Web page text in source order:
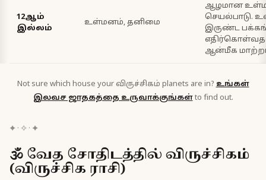
12ஆம்
இல்லம்
உள்மனம், தனிமை
ஆழமான
செயல்பாடு.
இருண்ட
ஆன்மீக
Not sure which house your விருச்சிகம் planets are in? உங்கள்
இலவச ஜாதகத்தை உருவாக்குங்கள்to find out.
✦ · ✧ · ✦
🕉️ வேத சோதிடத்தில் விருச்சிகம்
(விருச்சிக ராசி)